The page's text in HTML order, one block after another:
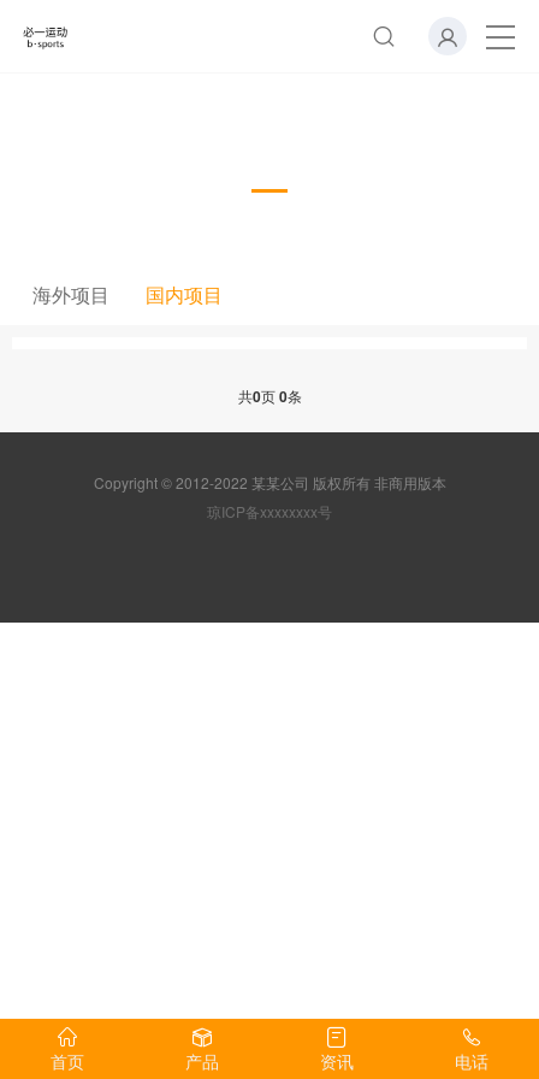
海外项目 国内项目
共0页0条
Copyright © 2012-2022 某某公司 版权所有 非商用版本
琼ICP备xxxxxxxx号
首页 产品 资讯 电话